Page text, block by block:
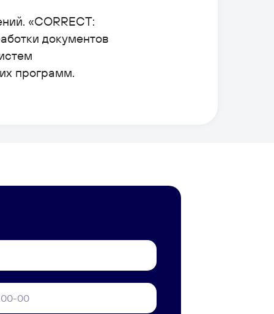
«CORRECT:
документов
программ.